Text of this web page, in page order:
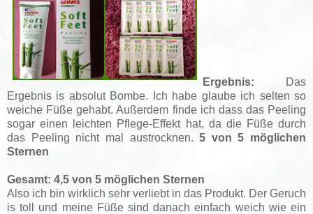
Ergebnis: Das
Ergebnis is absolut Bombe. Ich habe glaube ich selten so
weiche Füße gehabt. Außerdem finde ich dass das Peeling
sogar einen leichten Pflege-Effekt hat, da die Füße durch
das Peeling nicht mal austrocknen.5 von 5 möglichen
Sternen
Gesamt: 4,5 von 5 möglichen Sternen
Also ich bin wirklich sehr verliebt in das Produkt. Der Geruch
is toll und meine Füße sind danach einfach weich wie ein